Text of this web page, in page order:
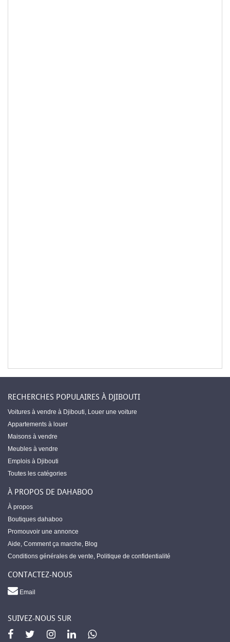
RECHERCHES POPULAIRES À DJIBOUTI
Voitures à vendre à Djibouti, Louer une voiture
Appartements à louer
Maisons à vendre
Meubles à vendre
Emplois à Djibouti
Toutes les catégories
À PROPOS DE DAHABOO
À propos
Boutiques dahaboo
Promouvoir une annonce
Aide, Comment ça marche, Blog
Conditions générales de vente, Politique de confidentialité
CONTACTEZ-NOUS
Email
SUIVEZ-NOUS SUR